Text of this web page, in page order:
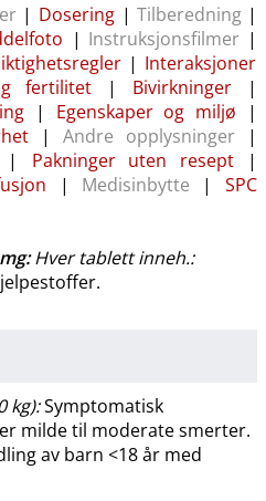
| Dosering | Tilberedning|
| Instruksjonsfilmer |
| Interaksjoner
fertilitet | Bivirkninger |
| Egenskaper og miljø |
|Andre opplysninger |
| Pakninger uten resept |
| Medisinbytte | SPC
:Hver tablett inneh.:
kg):Symptomatisk
milde til moderate smerter.
av barn <18 år med